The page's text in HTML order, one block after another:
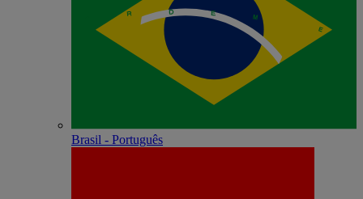
Brasil - Português